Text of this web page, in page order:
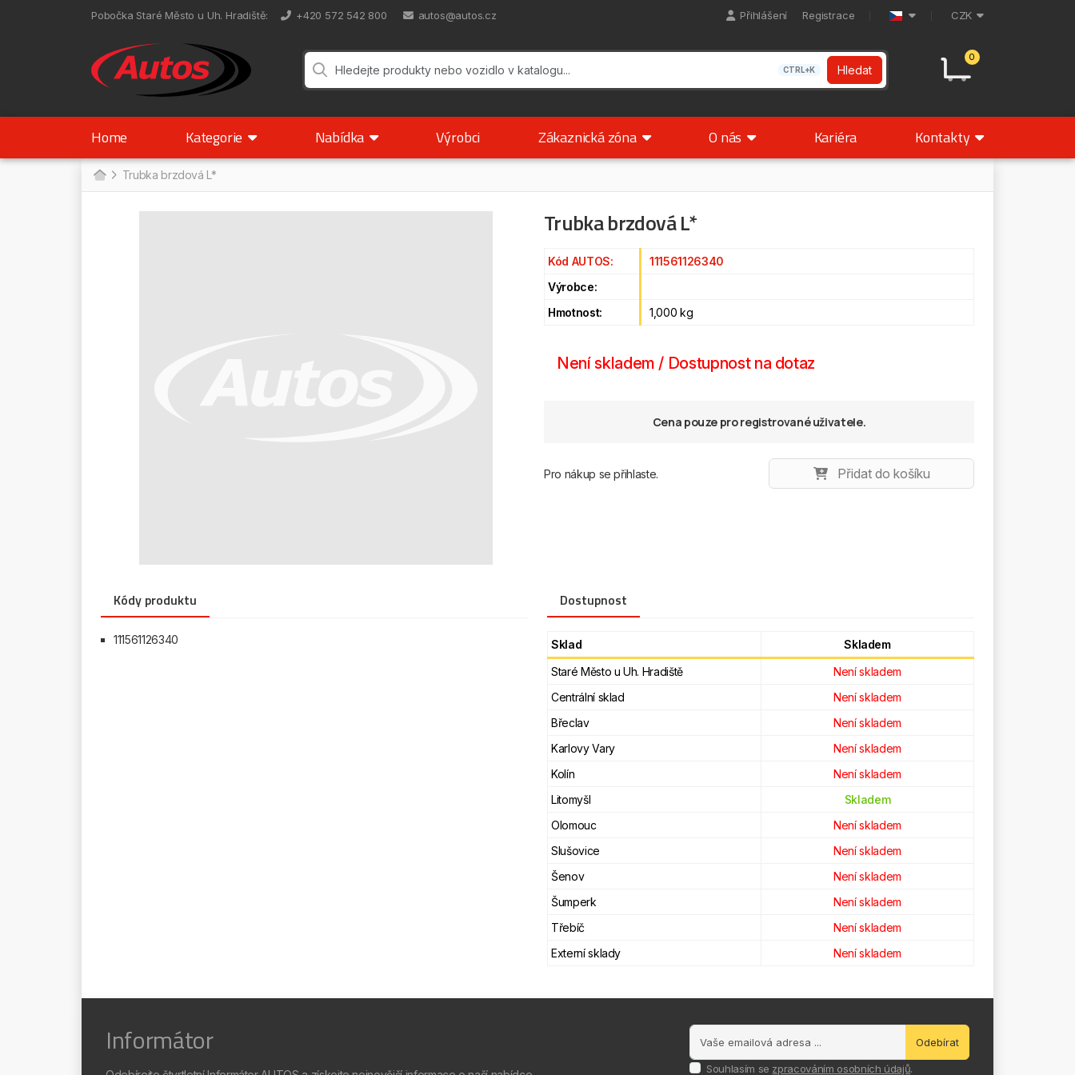
Pobočka Staré Město u Uh. Hradiště: +420 572 542 800 autos@autos.cz Přihlášení Registrace CZK
0
CTRL+K Hledat
Home Kategorie Nabídka Výrobci Zákaznická zóna O nás Kariéra Kontakty
Trubka brzdová L*
Trubka brzdová L*
Kód AUTOS:
111561126340
Výrobce:
Hmotnost:
1,000 kg
Není skladem / Dostupnost na dotaz
Cena pouze pro registrované uživatele.
Pro nákup se přihlaste. Přidat do košíku
Kódy produktu
111561126340
Dostupnost
Sklad
Skladem
Staré Město u Uh. Hradiště
Není skladem
Centrální sklad
Není skladem
Břeclav
Není skladem
Karlovy Vary
Není skladem
Kolín
Není skladem
Litomyšl
Skladem
Olomouc
Není skladem
Slušovice
Není skladem
Šenov
Není skladem
Šumperk
Není skladem
Třebíč
Není skladem
Externí sklady
Není skladem
Informátor Odebírat
Souhlasím se zpracováním osobních údajů.